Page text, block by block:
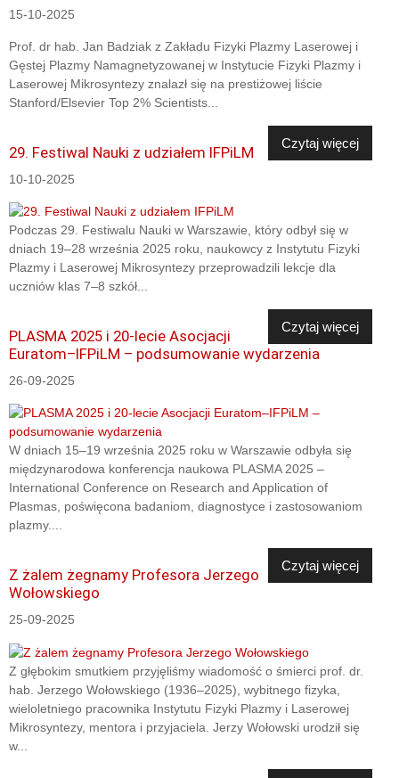
15-10-2025
Prof. dr hab. Jan Badziak z Zakładu Fizyki Plazmy Laserowej i
Gęstej Plazmy Namagnetyzowanej w Instytucie Fizyki Plazmy i
Laserowej Mikrosyntezy znalazł się na prestiżowej liście
Stanford/Elsevier Top 2% Scientists...
Czytaj więcej
29. Festiwal Nauki z udziałem IFPiLM
10-10-2025
Podczas 29. Festiwalu Nauki w Warszawie, który odbył się w
dniach 19–28 września 2025 roku, naukowcy z Instytutu Fizyki
Plazmy i Laserowej Mikrosyntezy przeprowadzili lekcje dla
uczniów klas 7–8 szkół...
Czytaj więcej
PLASMA 2025 i 20-lecie Asocjacji
Euratom–IFPiLM – podsumowanie wydarzenia
26-09-2025
W dniach 15–19 września 2025 roku w Warszawie odbyła się
międzynarodowa konferencja naukowa PLASMA 2025 –
International Conference on Research and Application of
Plasmas, poświęcona badaniom, diagnostyce i zastosowaniom
plazmy....
Czytaj więcej
Z żalem żegnamy Profesora Jerzego
Wołowskiego
25-09-2025
Z głębokim smutkiem przyjęliśmy wiadomość o śmierci prof. dr.
hab. Jerzego Wołowskiego (1936–2025), wybitnego fizyka,
wieloletniego pracownika Instytutu Fizyki Plazmy i Laserowej
Mikrosyntezy, mentora i przyjaciela. Jerzy Wołowski urodził się
w...